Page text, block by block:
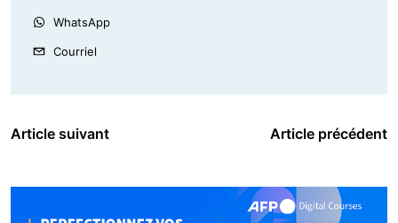
WhatsApp
Courriel
Article suivant Article précédent